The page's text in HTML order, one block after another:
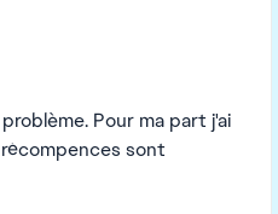
Pour ma part j'ai
sont